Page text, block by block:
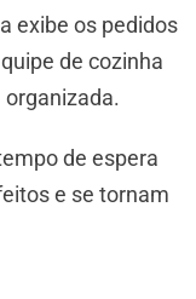
exibe os pedidos
de cozinha
de espera
e se tornam